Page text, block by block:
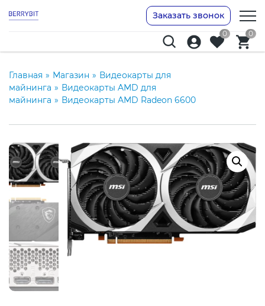
Заказать звонок
0 0
Главная » Магазин » Видеокарты для
майнинга » Видеокарты AMD для
майнинга » Видеокарты AMD Radeon 6600